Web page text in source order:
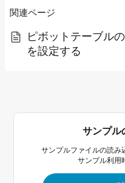
関連ページ
ピボットテーブル
を設定する
サンプル
サンプルファイルの読み
サンプル利用